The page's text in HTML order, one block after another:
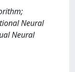
Neural
Neural